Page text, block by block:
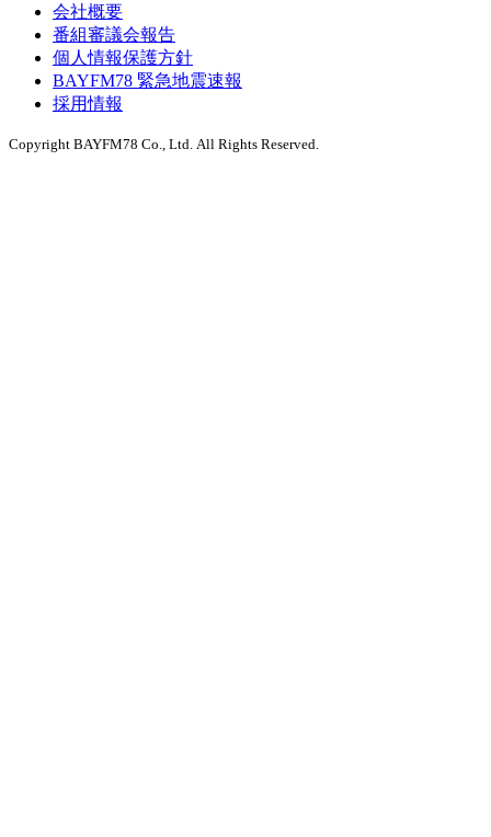
会社概要
番組審議会報告
個人情報保護方針
BAYFM78 緊急地震速報
採用情報
Copyright BAYFM78 Co., Ltd. All Rights Reserved.